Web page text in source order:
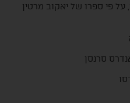
על פי ספרו של יאקוב מרטין
סרנסן